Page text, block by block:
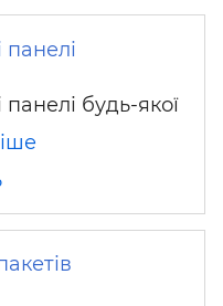
панелі
будь-якої